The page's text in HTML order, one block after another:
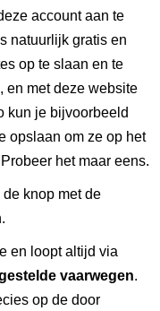
account aan te
natuurlijk gratis en
op te slaan en te
en met deze website
kun je bijvoorbeeld
opslaan om ze op het
het maar eens.
knop met de
en loopt altijd via
vaarwegen.
op de door